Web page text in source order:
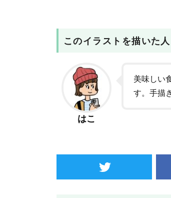
このイラストを描いた人
はこ
美味しい
す。手描